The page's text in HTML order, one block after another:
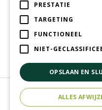
Tuincentrum
Speelparadijs
Woonwinkel
©
PRESTATIE
TARGETING
FUNCTIONEEL
NIET-
OPSLAAN EN
ALLES